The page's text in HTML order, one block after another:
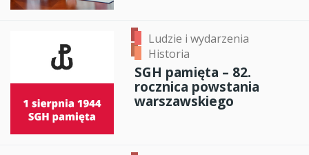
Ludzie i wydarzenia
Historia
SGH pamięta – 82.
rocznica powstania
warszawskiego